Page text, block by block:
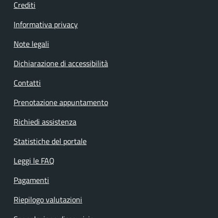
Crediti
Informativa privacy
Note legali
Dichiarazione di accessibilità
Contatti
Prenotazione appuntamento
Richiedi assistenza
Statistiche del portale
Leggi le FAQ
Pagamenti
Riepilogo valutazioni